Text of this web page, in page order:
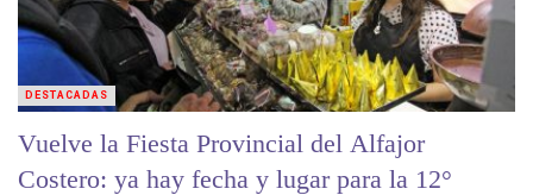
Vuelve la Fiesta Provincial del Alfajor
Costero: ya hay fecha y lugar para la 12°
DESTACADAS